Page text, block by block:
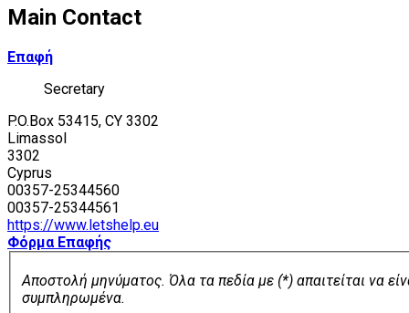
Main Contact
Επαφή
Secretary
P.O.Box 53415, CY 3302
Limassol
3302
Cyprus
00357-25344560
00357-25344561
https://www.letshelp.eu
Φόρμα Επαφής
Αποστολή μηνύματος. Όλα τα πεδία με (*) απαιτείται να
συμπληρωμένα.